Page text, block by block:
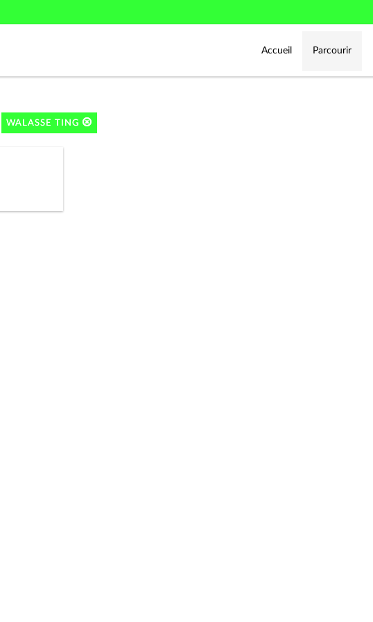
Accueil Parcourir
WALASSE TING